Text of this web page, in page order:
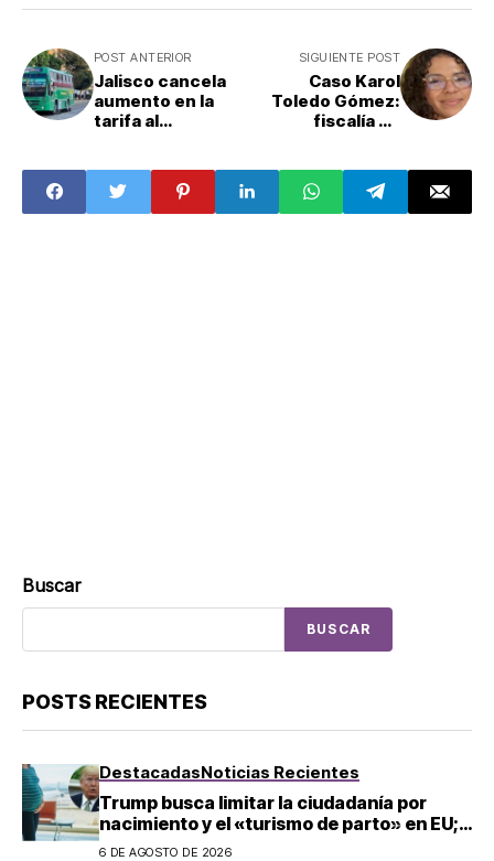
POST ANTERIOR
Jalisco cancela
aumento en la
tarifa al
pasó y cuánto
costará a partir
de hoy?
SIGUIENTE POST
Caso Karol
Toledo Gómez:
fiscalía de
hallado es de la
estudiante de la
UAEM
Buscar
BUSCAR
POSTS RECIENTES
DestacadasNoticias Recientes
Trump busca limitar la ciudadanía por
nacimiento y el «turismo de parto» en EU;
¿a quién afecta?
6 DE AGOSTO DE 2026